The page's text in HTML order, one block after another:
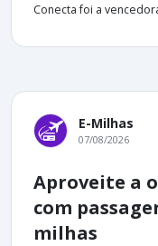
Conecta foi a
E-Milhas
07/08/2026
Aproveite a
com
milhas